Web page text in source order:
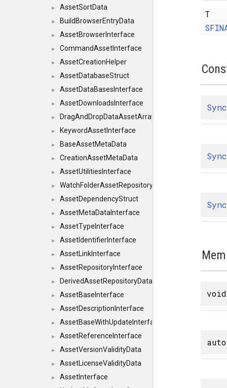
► AssetSortData
► BuildBrowserEntryData
► AssetBrowserInterface
► CommandAssetInterface
► AssetCreationHelper
► AssetDatabaseStruct
► AssetDataBasesInterface
► AssetDownloadsInterface
► DragAndDropDataAssetArray
► KeywordAssetInterface
► BaseAssetMetaData
► CreationAssetMetaData
► AssetUtilitiesInterface
► WatchFolderAssetRepositoryInterface
► AssetDependencyStruct
► AssetMetaDataInterface
► AssetTypeInterface
► AssetIdentifierInterface
► AssetLinkInterface
► AssetRepositoryInterface
► DerivedAssetRepositoryDataInterface
► AssetBaseInterface
► AssetDescriptionInterface
► AssetBaseWithUpdateInterface
► AssetReferenceInterface
► AssetVersionValidityData
► AssetLicenseValidityData
►
AssetInterface
T